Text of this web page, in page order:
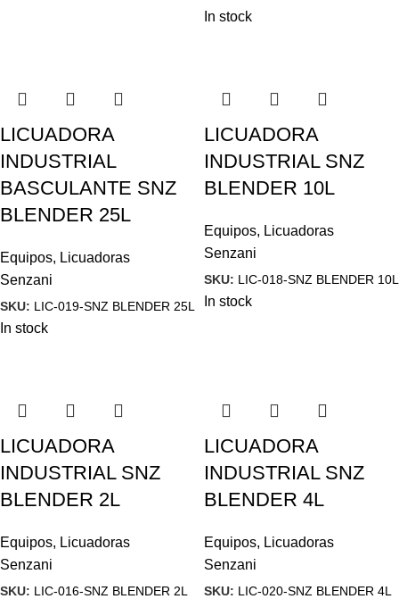
In stock
LICUADORA
INDUSTRIAL
BASCULANTE SNZ
BLENDER 25L
Equipos, Licuadoras
Senzani
SKU: LIC-019-SNZ BLENDER 25L
In stock
LICUADORA
INDUSTRIAL SNZ
BLENDER 10L
Equipos, Licuadoras
Senzani
SKU: LIC-018-SNZ BLENDER 10L
In stock
LICUADORA
INDUSTRIAL SNZ
BLENDER 2L
Equipos, Licuadoras
Senzani
SKU: LIC-016-SNZ BLENDER 2L
LICUADORA
INDUSTRIAL SNZ
BLENDER 4L
Equipos, Licuadoras
Senzani
SKU: LIC-020-SNZ BLENDER 4L